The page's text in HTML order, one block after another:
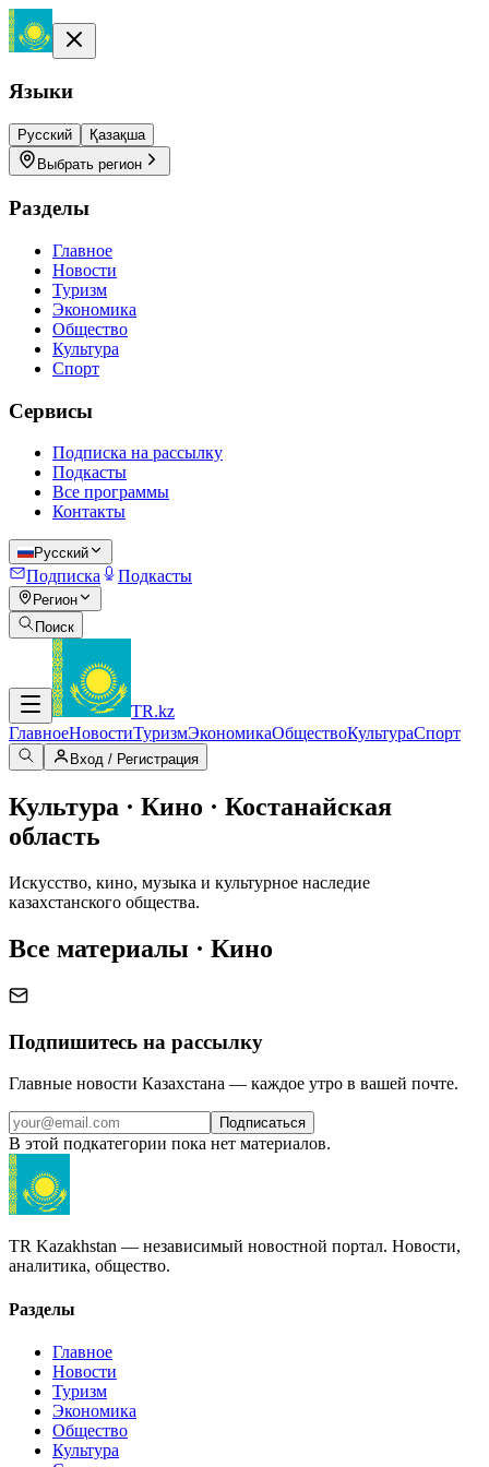
Языки
Русский
Қазақша
Выбрать регион
Разделы
Главное
Новости
Туризм
Экономика
Общество
Культура
Спорт
Сервисы
Подписка на рассылку
Подкасты
Все программы
Контакты
Русский
Подписка Подкасты
Регион
Поиск
TR.kz
ГлавноеНовостиТуризмЭкономикаОбществоКультураСпорт
Вход / Регистрация
Культура · Кино · Костанайская
область
Искусство, кино, музыка и культурное наследие
казахстанского общества.
Все материалы · Кино
Подпишитесь на рассылку
Главные новости Казахстана — каждое утро в вашей почте.
Подписаться
В этой подкатегории пока нет материалов.
TR Kazakhstan — независимый новостной портал. Новости,
аналитика, общество.
Разделы
Главное
Новости
Туризм
Экономика
Общество
Культура